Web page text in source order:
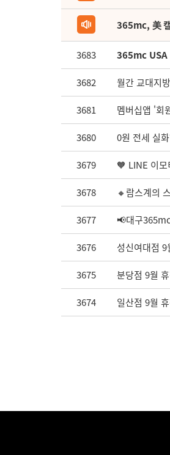
365mc, 美
3683 365mc USA
3682 월간 교대지
3681 멤버십앱 '회
3680 0원 전세 실
3679 🧡 LINE 이모
3678 🔸람스계의
3677 📢대구
3676 성신여대점
3675 분당점 9월
3674 일산점 9월